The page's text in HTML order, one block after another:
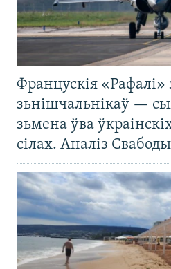
Францускія «Рафалі»
зьнішчальнікаў —
зьмена ўва
сілах. Аналіз Свабоды